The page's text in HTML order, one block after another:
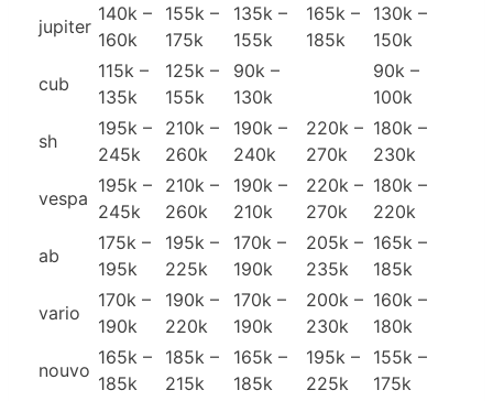
jupiter
140k –
160k
155k –
175k
135k –
155k
165k –
185k
130k –
150k
cub
115k –
135k
125k –
155k
90k –
130k
90k –
100k
sh
195k –
245k
210k –
260k
190k –
240k
220k –
270k
180k –
230k
vespa
195k –
245k
210k –
260k
190k –
210k
220k –
270k
180k –
220k
ab
175k –
195k
195k –
225k
170k –
190k
205k –
235k
165k –
185k
vario
170k –
190k
190k –
220k
170k –
190k
200k –
230k
160k –
180k
nouvo
165k –
185k
185k –
215k
165k –
185k
195k –
225k
155k –
175k